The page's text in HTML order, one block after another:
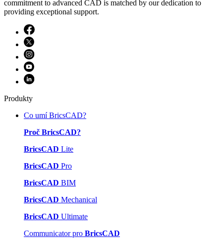
commitment to advanced CAD is matched by our dedication to
providing exceptional support.
Produkty
Co umí BricsCAD?
Proč BricsCAD?
BricsCAD Lite
BricsCAD Pro
BricsCAD BIM
BricsCAD Mechanical
BricsCAD Ultimate
Communicator pro BricsCAD